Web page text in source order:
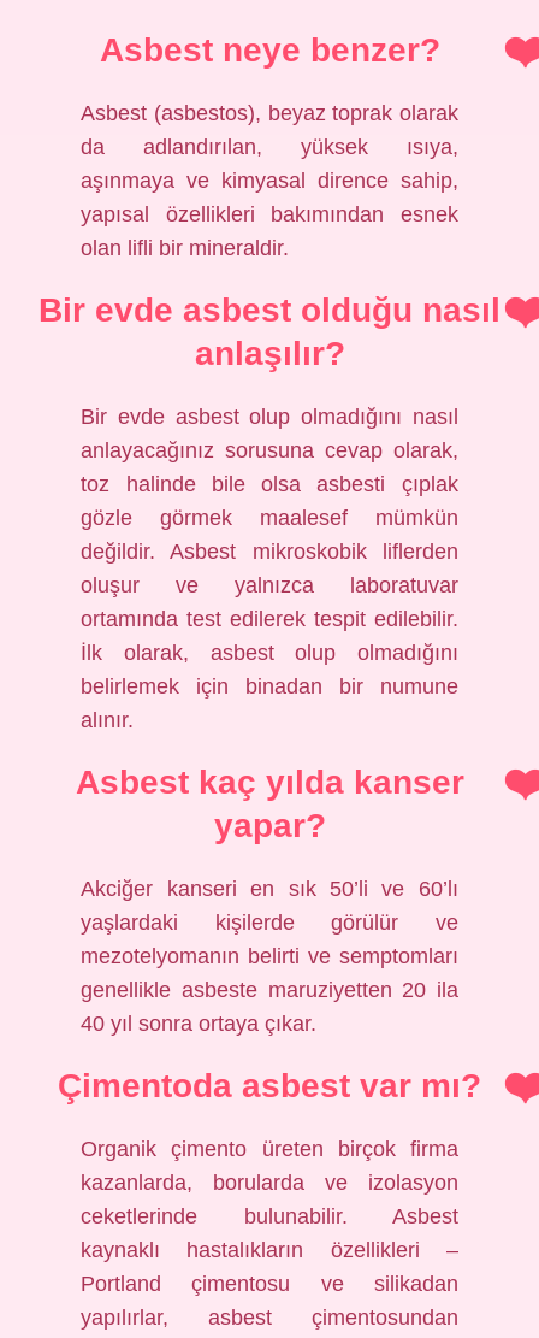
Asbest neye benzer?
Asbest (asbestos), beyaz toprak olarak
da adlandırılan, yüksek ısıya,
aşınmaya ve kimyasal dirence sahip,
yapısal özellikleri bakımından esnek
olan lifli bir mineraldir.
Bir evde asbest olduğu nasıl
anlaşılır?
Bir evde asbest olup olmadığını nasıl
anlayacağınız sorusuna cevap olarak,
toz halinde bile olsa asbesti çıplak
gözle görmek maalesef mümkün
değildir. Asbest mikroskobik liflerden
oluşur ve yalnızca laboratuvar
ortamında test edilerek tespit edilebilir.
İlk olarak, asbest olup olmadığını
belirlemek için binadan bir numune
alınır.
Asbest kaç yılda kanser
yapar?
Akciğer kanseri en sık 50’li ve 60’lı
yaşlardaki kişilerde görülür ve
mezotelyomanın belirti ve semptomları
genellikle asbeste maruziyetten 20 ila
40 yıl sonra ortaya çıkar.
Çimentoda asbest var mı?
Organik çimento üreten birçok firma
kazanlarda, borularda ve izolasyon
ceketlerinde bulunabilir. Asbest
kaynaklı hastalıkların özellikleri –
Portland çimentosu ve silikadan
yapılırlar, asbest çimentosundan